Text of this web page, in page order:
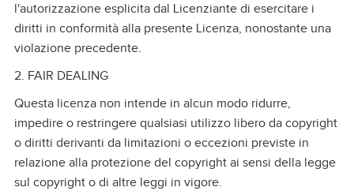
l'autorizzazione esplicita dal Licenziante di esercitare i
diritti in conformità alla presente Licenza, nonostante una
violazione precedente.
2. FAIR DEALING
Questa licenza non intende in alcun modo ridurre,
impedire o restringere qualsiasi utilizzo libero da copyright
o diritti derivanti da limitazioni o eccezioni previste in
relazione alla protezione del copyright ai sensi della legge
sul copyright o di altre leggi in vigore.